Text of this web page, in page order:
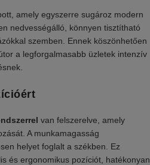
amely egyszerre sugároz modern
nedvességálló, könnyen tisztítható
szemben. Ennek köszönhetően
a legforgalmasabb üzletek intenzív
van felszerelve, amely
A munkamagasság
helyet foglalt a székben. Ez
és ergonomikus pozíciót, hatékonyan